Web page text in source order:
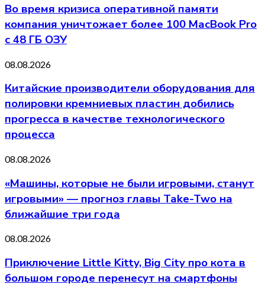
Во время кризиса оперативной памяти
компания уничтожает более 100 MacBook Pro
с 48 ГБ ОЗУ
08.08.2026
Китайские производители оборудования для
полировки кремниевых пластин добились
прогресса в качестве технологического
процесса
08.08.2026
«Машины, которые не были игровыми, станут
игровыми» — прогноз главы Take-Two на
ближайшие три года
08.08.2026
Приключение Little Kitty, Big City про кота в
большом городе перенесут на смартфоны